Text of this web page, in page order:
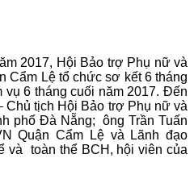
2017, Hội Bảo trợ Phụ nữ và
Cẩm Lệ tổ chức sơ kết 6 tháng
vụ 6 tháng cuối năm 2017. Đến
Chủ tịch Hội Bảo trợ Phụ nữ và
phố Đà Nẵng; ông Trần Tuấn
Quận Cẩm Lệ và Lãnh đạo
và toàn thể BCH, hội viên của